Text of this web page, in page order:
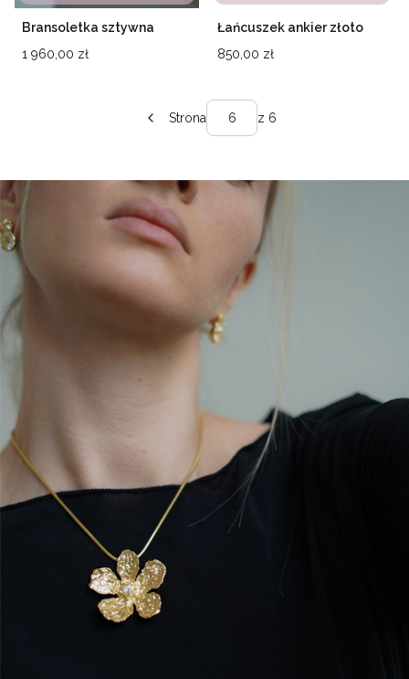
Bransoletka sztywna
Cena
1 960,00 zł
Łańcuszek ankier złoto
Cena
850,00 zł
Strona z 6